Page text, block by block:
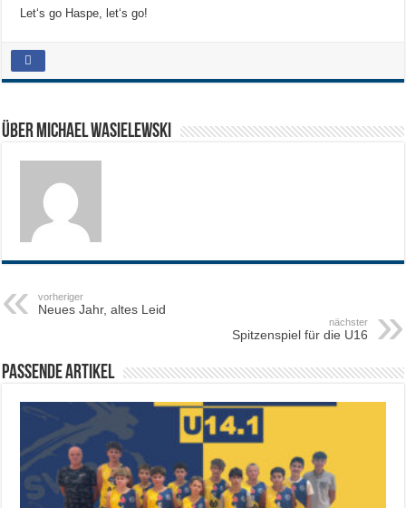
Let‘s go Haspe, let‘s go!
Über Michael Wasielewski
vorheriger
Neues Jahr, altes Leid
nächster
Spitzenspiel für die U16
Passende Artikel